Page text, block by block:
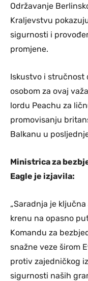
Održavanje
Kraljevstvu
sigurnosti i
promjene.
Iskustvo i stručnost
osobom za ovaj
lordu Peachu za
promovisanju
Balkanu u
Ministrica za
Eagle je izjavila:
„Saradnja je
krenu na opasno
Komandu za
snažne veze širom
protiv zajedničkog
sigurnosti naših